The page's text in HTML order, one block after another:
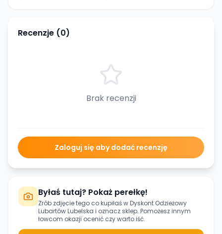
Recenzje (0)
Brak recenzji
Zaloguj się aby dodać recenzję
Byłaś tutaj? Pokaż perełkę!
Zrób zdjęcie tego co kupiłaś wDyskont Odzieżowy
Lubartów Lubelska i oznacz sklep. Pomożesz innym
łowcom okazji ocenić czy warto iść.